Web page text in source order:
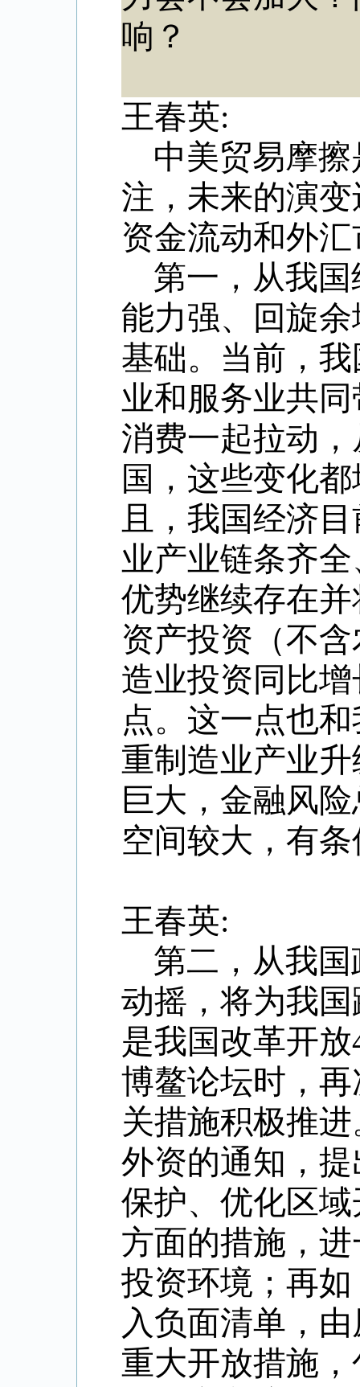
响？
王春英:
中美贸易摩
注，未来的演
资金流动和外
第一，从我
能力强、回旋
基础。当前，
业和服务业共
消费一起拉动
国，这些变化
且，我国经济
业产业链条齐
优势继续存在
资产投资（不
造业投资同比
点。这一点也
重制造业产业
巨大，金融风
空间较大，有
王春英:
第二，从我
动摇，将为我
是我国改革开
博鳌论坛时，
关措施积极推
外资的通知，
保护、优化区
方面的措施，
投资环境；再
入负面清单，
重大开放措施